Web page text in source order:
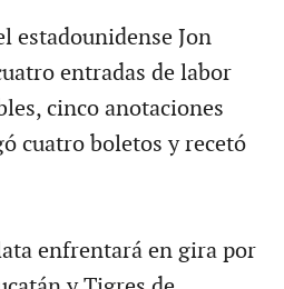
estadounidense Jon
entradas de labor
cinco anotaciones
cuatro boletos y recetó
enfrentará en gira por